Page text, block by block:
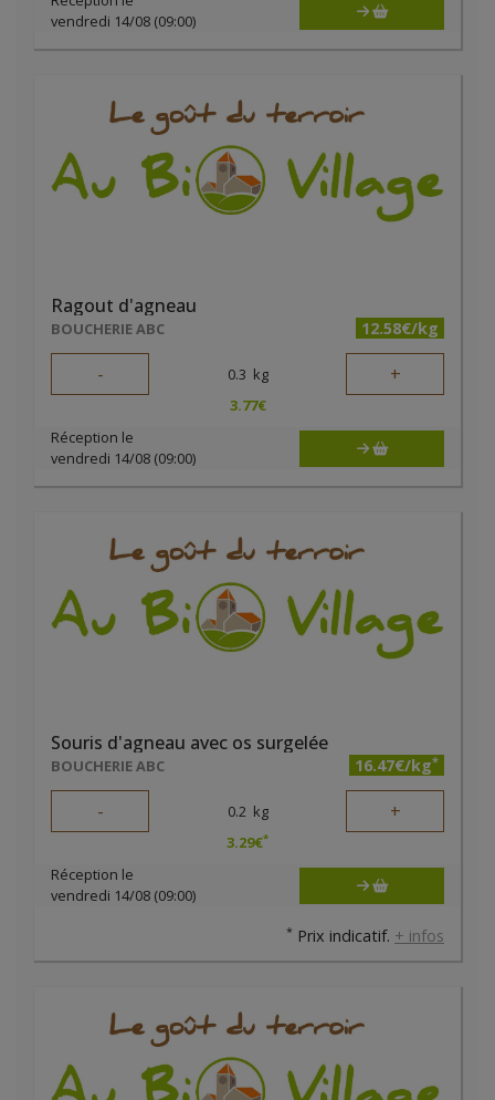
vendredi 14/08 (09:00)
Ragout d'agneau
BOUCHERIE ABC 12.58€/kg
- 0.3 kg +
3.77€
Réception le
vendredi 14/08 (09:00)
Souris d'agneau avec os surgelée
BOUCHERIE ABC 16.47€/kg*
- 0.2 kg +
3.29€*
Réception le
vendredi 14/08 (09:00)
* Prix indicatif. + infos